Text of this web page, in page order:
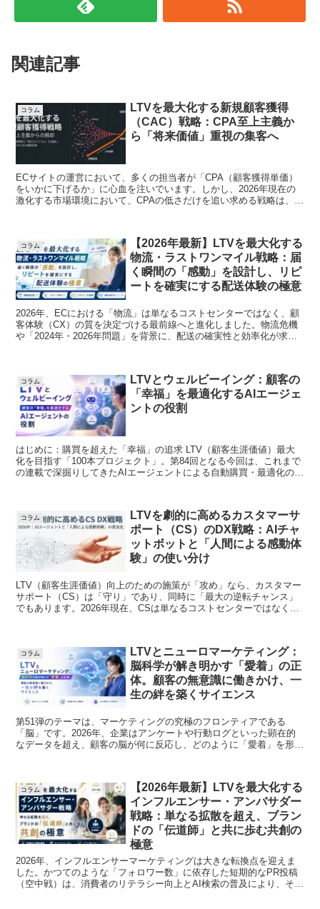
関連記事
コラム
LTVを最大化する新規顧客獲得
（CAC）戦略：CPA至上主義か
ら「将来価値」重視の集客へ
ECサイトの運営において、多くの担当者が「CPA（顧客獲得単価）
をいかに下げるか」に心血を注いでいます。しかし、2026年現在の
激化する市場環境において、CPAの低さだけを追い求める戦略は、か
コラム
【2026年最新】LTVを最大化する
物流・ラストワンマイル戦略：届
く瞬間の「感動」を設計し、リピ
ートを確実にする配送体験の極意
2026年、ECにおける「物流」は単なるコストセンターではなく、顧
客体験（CX）の質を決定づける最前線へと進化しました。物流危機
や「2024年・2026年問題」を背景に、配送の確実性と効率化が求め
コラム
LTVとウェルビーイング：顧客の
「幸福」を最適化するAIエージェ
ントの役割
はじめに：購買を超えた「幸福」の追求 LTV（顧客生涯価値）最大
化を目指す「100本プロジェクト」。第84回となる今回は、これまで
の連載で深掘りしてきたAIエージェントによる自動購買・最適化の概
コラム
LTVを劇的に高めるカスタマーサ
ポート（CS）のDX戦略：AIチャ
ットボットと「人間による感動体
験」の使い分け
LTV（顧客生涯価値）向上のための施策が「攻め」なら、カスタマー
サポート（CS）は「守り」であり、同時に「最大の逆転チャンス」
でもあります。2026年現在、CSは単なるコストセンターではなく、
コラム
LTVとニューロマーケティング：
脳科学が解き明かす「愛着」の正
体。顧客の無意識に働きかけ、一
生の絆を築くサイエンス
第51弾のテーマは、マーケティングの究極のフロンティアである
「脳」です。2026年、企業はアンケートや行動ログといった顕在的
なデータを超え、顧客の脳が何に反応し、どのように「愛着」を形成
コラム
【2026年最新】LTVを最大化する
インフルエンサー・アンバサダー
戦略：単なる拡散を超え、ブラン
ドの「伝道師」と共に歩む共創の
極意
2026年、インフルエンサーマーケティングは大きな転換点を迎えま
した。かつてのような「フォロワー数」に依存した短期的なPR投稿
（空中戦）は、消費者のリテラシー向上とAI検索の普及により、その